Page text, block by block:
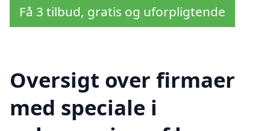
Få 3 tilbud, gratis og uforpligtende
Oversigt over firmaer
med speciale i